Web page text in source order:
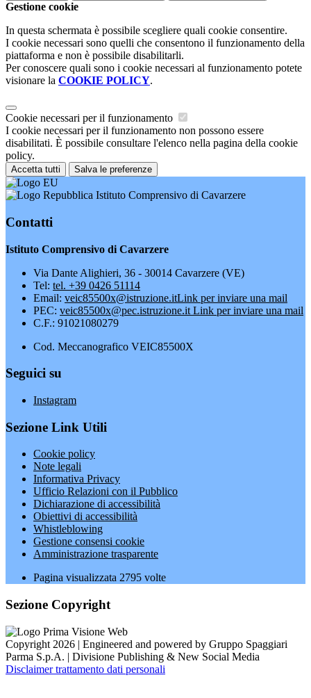
Gestione cookie
In questa schermata è possibile scegliere quali cookie consentire.
I cookie necessari sono quelli che consentono il funzionamento della
piattaforma e non è possibile disabilitarli.
Per conoscere quali sono i cookie necessari al funzionamento potete
visionare la COOKIE POLICY.
Cookie necessari per il funzionamento
I cookie necessari per il funzionamento non possono essere
disabilitati. È possibile consultare l'elenco nella pagina della cookie
policy.
Accetta tutti Salva le preferenze
Istituto Comprensivo di Cavarzere
Contatti
Istituto Comprensivo di Cavarzere
Via Dante Alighieri, 36 - 30014 Cavarzere (VE)
Tel: tel. +39 0426 51114
Email: veic85500x@istruzione.itLink per inviare una mail
PEC: veic85500x@pec.istruzione.it Link per inviare una mail
C.F.: 91021080279
Cod. Meccanografico VEIC85500X
Seguici su
Instagram
Sezione Link Utili
Cookie policy
Note legali
Informativa Privacy
Ufficio Relazioni con il Pubblico
Dichiarazione di accessibilità
Obiettivi di accessibilità
Whistleblowing
Gestione consensi cookie
Amministrazione trasparente
Pagina visualizzata 2795 volte
Sezione Copyright
Copyright 2026 | Engineered and powered by Gruppo Spaggiari
Parma S.p.A. | Divisione Publishing & New Social Media
Disclaimer trattamento dati personali